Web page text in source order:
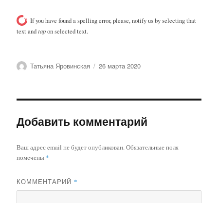
If you have found a spelling error, please, notify us by selecting that
text andtapon selected text.
Автор
Татьяна Яровинская Опубликовано
26 марта 2020
Добавить комментарий
Ваш адрес email не будет опубликован.Обязательные поля
помечены *
КОММЕНТАРИЙ *